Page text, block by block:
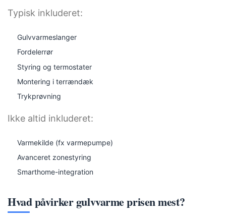
Typisk inkluderet:
Gulvvarmeslanger
Fordelerrør
Styring og termostater
Montering i terrændæk
Trykprøvning
Ikke altid inkluderet:
Varmekilde (fx varmepumpe)
Avanceret zonestyring
Smarthome-integration
Hvad påvirker gulvvarme prisen mest?